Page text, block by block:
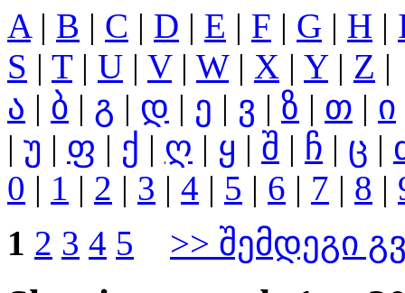
A| B | C | D | E | F | G | H |
S | T| U | V| W| X | Y| Z |
ა | ბ | გ | დ | ე | ვ | ზ | თ | ი
| უ | ფ | ქ | ღ | ყ | შ | ჩ | ც |
0 | 1 | 2 | 3 | 4 | 5 | 6 | 7 | 8 |
1 2 3 4 5 >> შემდეგი